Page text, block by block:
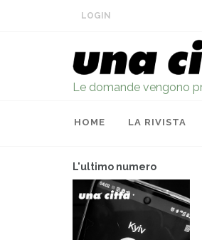
LOGIN
Le domande vengono
HOME LA RIVISTA
L'ultimo numero